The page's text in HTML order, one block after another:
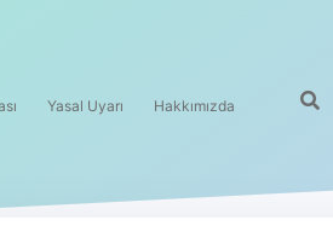
Yasal Uyarı Hakkımızda